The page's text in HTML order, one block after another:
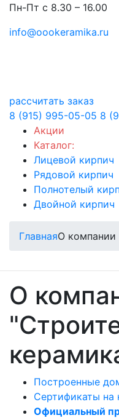
Пн-Пт с 8.30 – 16.00
info@oookeramika.ru
рассчитать заказ
8 (915) 995-05-05 8
Акции
Каталог:
Лицевой кирпич
Рядовой кирпич
Полнотелый
Двойной кирпич
ГлавнаяО компании
О
Построенные
Сертификаты на
Официальный